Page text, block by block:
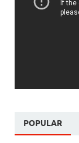
POPULAR